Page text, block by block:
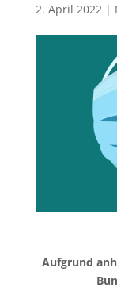
2. April 2022 |
Aufgrund